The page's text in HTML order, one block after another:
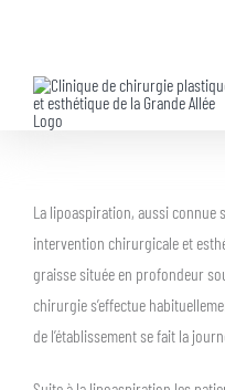
content
La lipoaspiration, aussi
intervention chirurgicale et
graisse située en profondeur
chirurgie s’effectue
de l’établissement se fait la